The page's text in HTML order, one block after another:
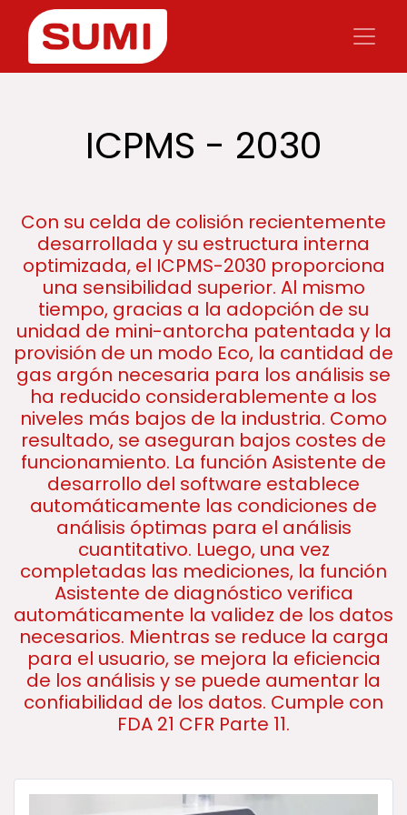
ICPMS - 2030
Con su celda de colisión recientemente
desarrollada y su estructura interna
optimizada, el ICPMS-2030 proporciona
una sensibilidad superior. Al mismo
tiempo, gracias a la adopción de su
unidad de mini-antorcha patentada y la
provisión de un modo Eco, la cantidad de
gas argón necesaria para los análisis se
ha reducido considerablemente a los
niveles más bajos de la industria. Como
resultado, se aseguran bajos costes de
funcionamiento. La función Asistente de
desarrollo del software establece
automáticamente las condiciones de
análisis óptimas para el análisis
cuantitativo. Luego, una vez
completadas las mediciones, la función
Asistente de diagnóstico verifica
automáticamente la validez de los datos
necesarios. Mientras se reduce la carga
para el usuario, se mejora la eficiencia
de los análisis y se puede aumentar la
confiabilidad de los datos. Cumple con
FDA 21 CFR Parte 11.